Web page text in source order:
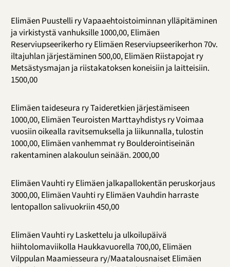
Elimäen Puustelli ry Vapaaehtoistoiminnan ylläpitäminen
ja virkistystä vanhuksille 1000,00, Elimäen
Reserviupseerikerho ry Elimäen Reserviupseerikerhon 70v.
iltajuhlan järjestäminen 500,00, Elimäen Riistapojat ry
Metsästysmajan ja riistakatoksen koneisiin ja laitteisiin.
1500,00
Elimäen taideseura ry Taideretkien järjestämiseen
1000,00, Elimäen Teuroisten Marttayhdistys ry Voimaa
vuosiin oikealla ravitsemuksella ja liikunnalla, tulostin
1000,00, Elimäen vanhemmat ry Boulderointiseinän
rakentaminen alakoulun seinään. 2000,00
Elimäen Vauhti ry Elimäen jalkapallokentän peruskorjaus
3000,00, Elimäen Vauhti ry Elimäen Vauhdin harraste
lentopallon salivuokriin 450,00
Elimäen Vauhti ry Laskettelu ja ulkoilupäivä
hiihtolomaviikolla Haukkavuorella 700,00, Elimäen
Vilppulan Maamiesseura ry/Maatalousnaiset Elimäen